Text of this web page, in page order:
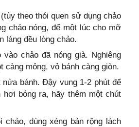
theo thói quen sử dụng chảo
chảo nóng, để một lúc cho mỡ
láng đều lòng chảo.
chảo đã nóng già. Nghiêng
càng mỏng, vỏ bánh càng giòn.
bánh. Đậy vung 1-2 phút để
bóng ra, hãy thêm một chút
chảo, dùng xẻng bản rộng lách